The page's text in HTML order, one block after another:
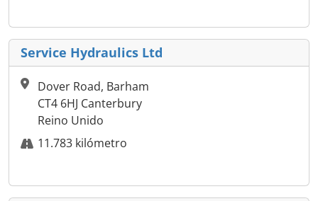
Service Hydraulics Ltd
Dover Road, Barham
CT4 6HJ Canterbury
Reino Unido
11.783 kilómetro